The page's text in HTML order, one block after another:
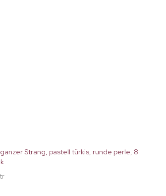
Strang, pastell türkis, runde perle, 8